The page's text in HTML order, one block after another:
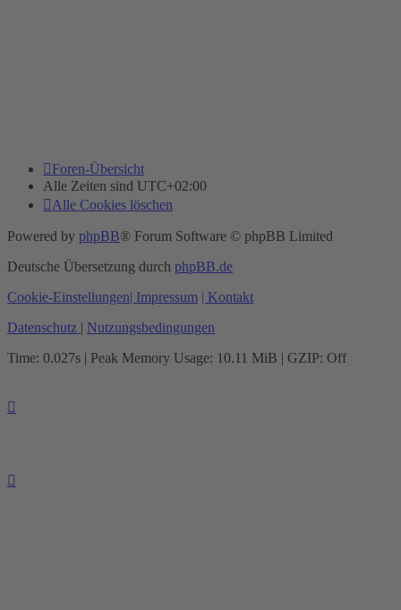
Foren-Übersicht
Alle Zeiten sind UTC+02:00
Alle Cookies löschen
Powered by phpBB® Forum Software © phpBB Limited
Deutsche Übersetzung durch phpBB.de
Cookie-Einstellungen| Impressum | Kontakt
Datenschutz | Nutzungsbedingungen
Time: 0.027s | Peak Memory Usage: 10.11 MiB | GZIP: Off